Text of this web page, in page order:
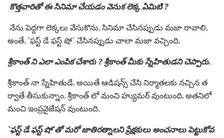
కొత్తవారితో ఈ సినిమా చేయడం వెనుక లెక్క ఏమిటి ?
నేను పెద్దగా లెక్కలు వేసుకొను. సినిమా చేసినప్పుడు మజా రావాలి.
అంతే. `ఫ‌స్ట్ డే ఫ‌స్ట్ షో` చేసినప్పుడు చాలా మజా వచ్చింది.
శ్రీకాంత్ ని ఎలా ఎంపిక చేశారు ? శ్రీకాంత్ మీకు స్నేహితుడని చెప్పారు.
శ్రీకాంత్ నా స్నేహితుడే. అయితే ఆడిషన్స్ చేసి నిర్మాతలకు నచ్చిన త
ర్వాతే తీసుకున్నాం. శ్రీకాంత్ లో మంచి హ్యుమర్ వుంటుంది. అతనిలో
మంచి ఇంప్రవైజేషన్ వుంటుంది.
`ఫ‌స్ట్ డే ఫ‌స్ట్ షో`తో మరో జాతిరత్నాలని ప్రేక్షకులు అంచనాలు పెట్టుకోవ